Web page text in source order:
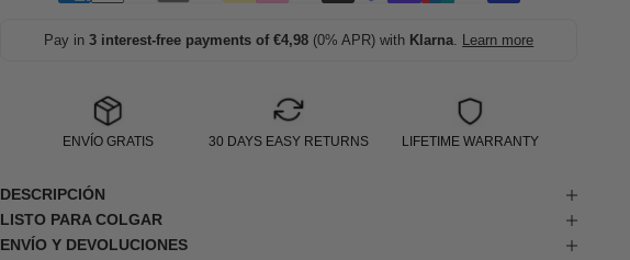
Pay in3 interest-free payments of €4,98 (0% APR) with Klarna. Learn more
ENVÍO GRATIS 30 DAYS EASY RETURNS LIFETIME WARRANTY
DESCRIPCIÓN
LISTO PARA COLGAR
ENVÍO Y DEVOLUCIONES